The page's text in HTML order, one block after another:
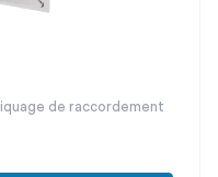
de raccordement